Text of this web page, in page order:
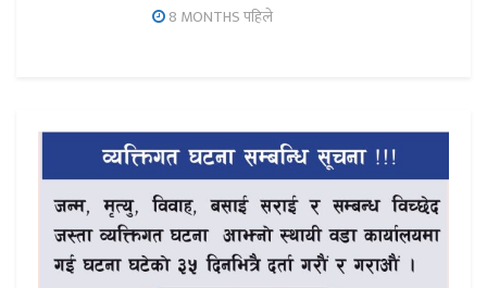
8 MONTHS पहिले